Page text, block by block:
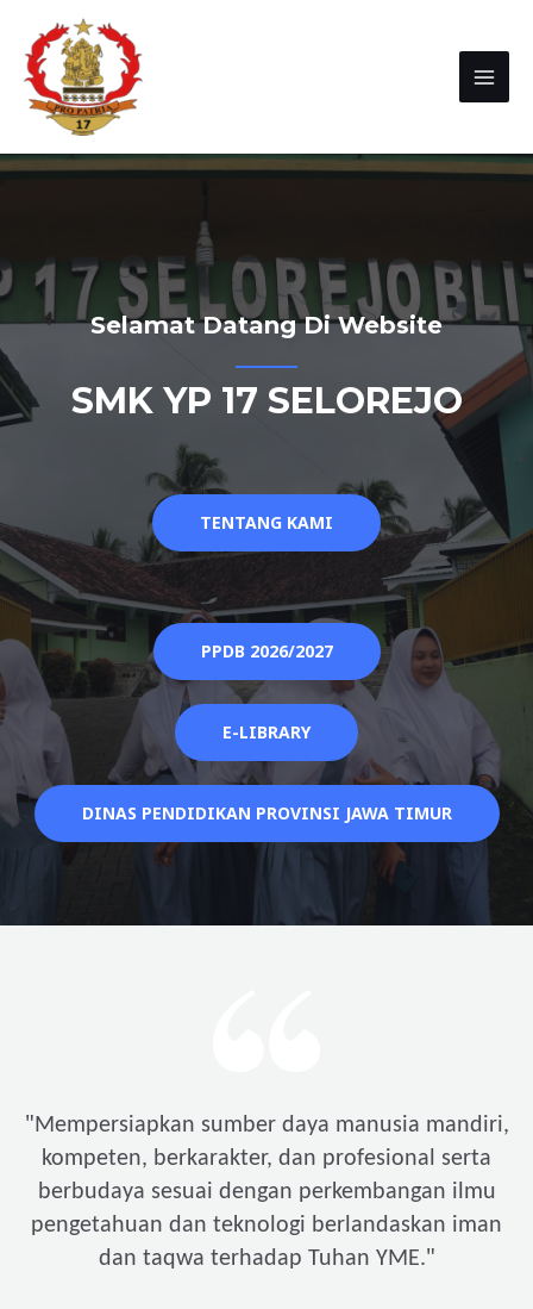
Selamat Datang Di Website
SMK YP 17 SELOREJO
TENTANG KAMI
PPDB 2026/2027
E-LIBRARY
DINAS PENDIDIKAN PROVINSI JAWA TIMUR
"Mempersiapkan sumber daya manusia mandiri,
kompeten, berkarakter, dan profesional serta
berbudaya sesuai dengan perkembangan ilmu
pengetahuan dan teknologi berlandaskan iman
dan taqwa terhadap Tuhan YME."